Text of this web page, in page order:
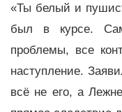
«Ты белый и
был в курсе.
проблемы, все
наступление.
всё не его, а